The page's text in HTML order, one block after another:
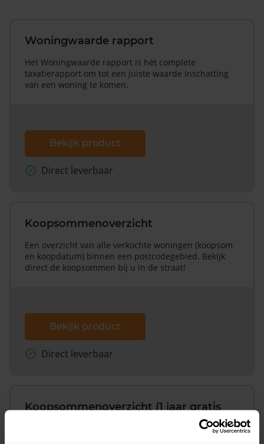
Woningwaarde rapport
Het Woningwaarde rapport is hét complete
taxatierapport om tot een juiste waarde inschatting
van een woning te komen.
Bekijk product
Direct leverbaar
Koopsommenoverzicht
Een overzicht van alle verkochte woningen (koopsom
en koopdatum) binnen een postcodegebied. Bekijk
direct de koopsommen bij u in de straat!
Bekijk product
Direct leverbaar
Koopsommenoverzicht (1 jaar gratis